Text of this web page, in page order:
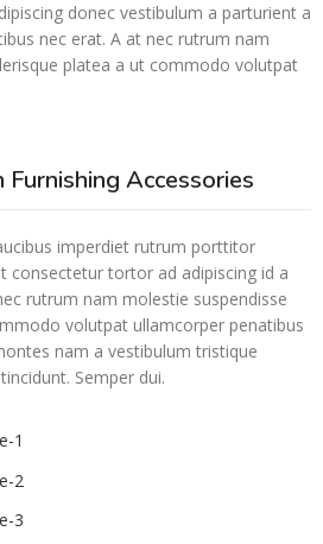
donec vestibulum a parturient a
nec erat. A at nec rutrum nam
platea a ut commodo volutpat
Furnishing Accessories
imperdiet rutrum porttitor
consectetur tortor ad adipiscing id a
rutrum nam molestie suspendisse
volutpat ullamcorper penatibus
nam a vestibulum tristique
Semper dui.